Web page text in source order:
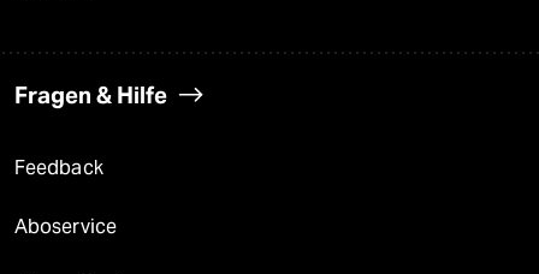
Fragen & Hilfe
Feedback
Aboservice